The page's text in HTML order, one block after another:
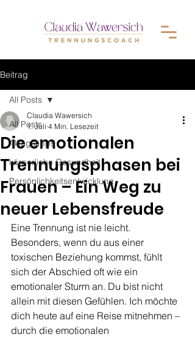
Beitrag
All Posts
Alltagstipps
körperliche Gesundheit
Persönlichkeitsentwicklung
All Posts
Die emotionalen
Trennungsphasen bei
Frauen – Ein Weg zu
neuer Lebensfreude
Claudia Wawersich
1. Juli 4 Min. Lesezeit
Eine Trennung ist nie leicht.
Besonders, wenn du aus einer
toxischen Beziehung kommst, fühlt
sich der Abschied oft wie ein
emotionaler Sturm an. Du bist nicht
allein mit diesen Gefühlen. Ich möchte
dich heute auf eine Reise mitnehmen –
durch die emotionalen